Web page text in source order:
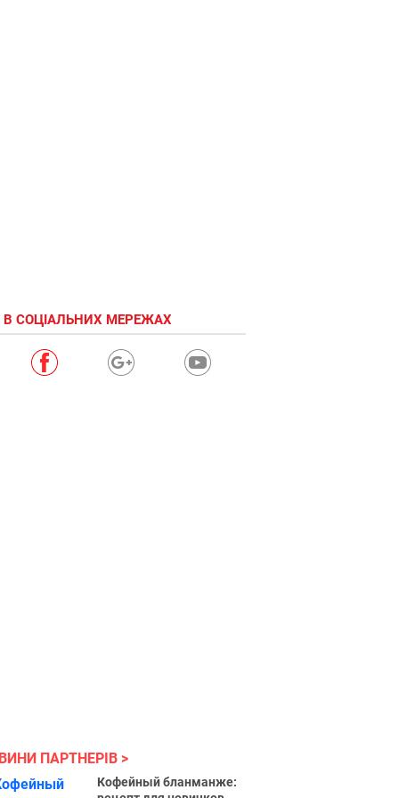
СОЦІАЛЬНИХ МЕРЕЖАХ
ПАРТНЕРІВ
Кофейный бланманже: